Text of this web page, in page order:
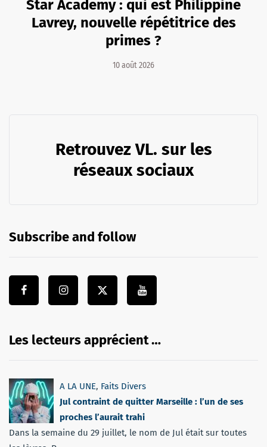
Star Academy : qui est Philippine
Lavrey, nouvelle répétitrice des
primes ?
10 août 2026
Retrouvez VL. sur les
réseaux sociaux
Subscribe and follow
Les lecteurs apprécient …
A LA UNE, Faits Divers
Jul contraint de quitter Marseille : l’un de ses
proches l’aurait trahi
Dans la semaine du 29 juillet, le nom de Jul était sur toutes